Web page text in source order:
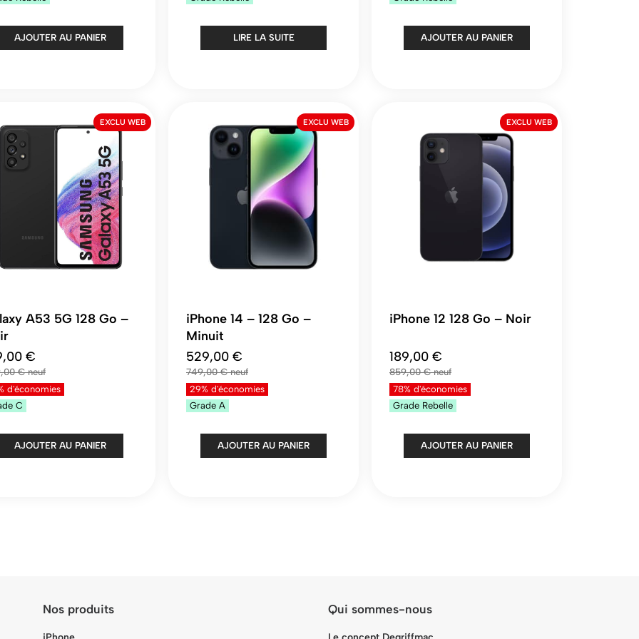
AJOUTER AU PANIER LIRE LA SUITE AJOUTER AU PANIER
EXCLU WEB
A53 5G 128 Go –
€
€
d'économies
C
AJOUTER AU PANIER
EXCLU WEB
iPhone 14 – 128 Go –
Minuit
529,00 €
749,00 €
29% d'économies
Grade A
AJOUTER AU PANIER
EXCLU WEB
iPhone 12 128 Go – Noir
189,00 €
859,00 €
78% d'économies
Grade Rebelle
AJOUTER AU PANIER
Nos produits Qui sommes-nous